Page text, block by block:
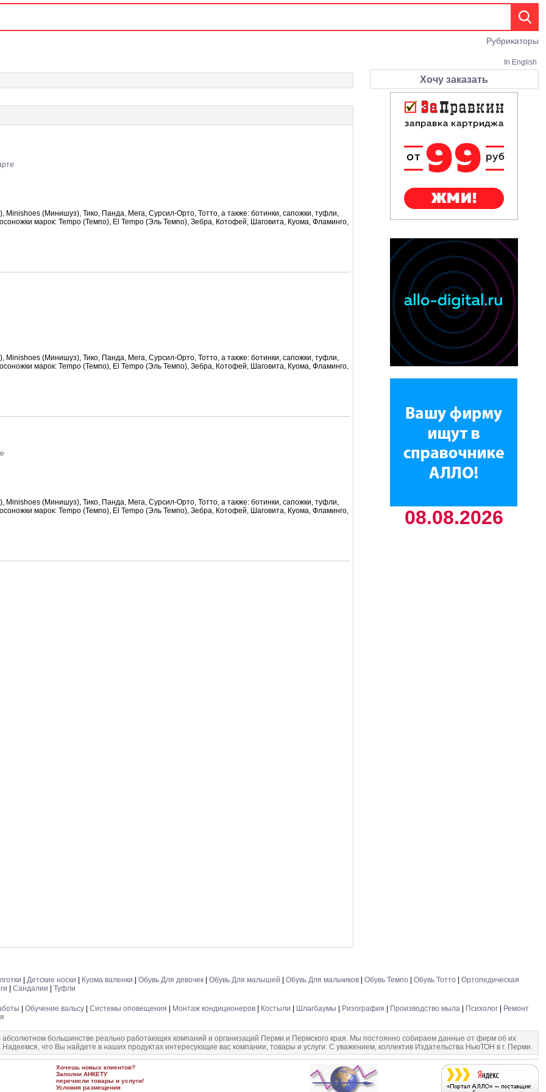
Рубрикаторы
In English
Minishoes (Минишуз), Тико, Панда, Мега, Сурсил-Орто, Тотто, а также: ботинки, сапожки, туфли,
марок: Tempo (Темпо), El Tempo (Эль Темпо), Зебра, Котофей, Шаговита, Куома, Фламинго,
Minishoes (Минишуз), Тико, Панда, Мега, Сурсил-Орто, Тотто, а также: ботинки, сапожки, туфли,
марок: Tempo (Темпо), El Tempo (Эль Темпо), Зебра, Котофей, Шаговита, Куома, Фламинго,
Minishoes (Минишуз), Тико, Панда, Мега, Сурсил-Орто, Тотто, а также: ботинки, сапожки, туфли,
марок: Tempo (Темпо), El Tempo (Эль Темпо), Зебра, Котофей, Шаговита, Куома, Фламинго,
Хочу заказать
08.08.2026
Детские носки Куома валенки Обувь Для девочек Обувь Для малышей Обувь Для мальчиков Обувь Темпо Обувь Тотто
Ортопедическая
Сандалии
Туфли
Обучение вальсу Системы оповещения Монтаж кондиционеров Костыли Шлагбаумы Ризография Производство мыла Психолог
Ремонт
большинстве реально работающих компаний и организаций Перми и Пермского края. Мы постоянно собираем данные от фирм об их
Надеемся, что Вы найдете в наших продуктах интересующие вас компании, товары и услуги. С уважением, коллектив Издательства НьюТОН в г. Перми.
Хочешь новых клиентов?
Заполни АНКЕТУ
перечисли товары и услуги!
Условия размещения